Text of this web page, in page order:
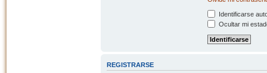
Identificarse
Ocultar mi
REGISTRARSE